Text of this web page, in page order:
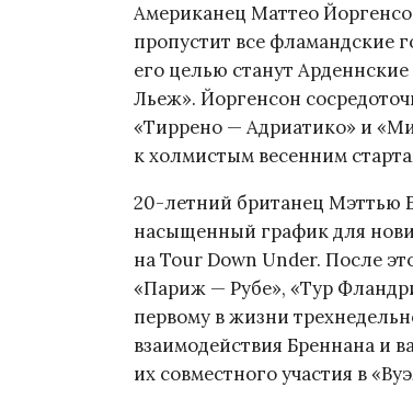
Американец Маттео
пропустит все фламандские
его целью станут
Льеж». Йоргенсон
«Тиррено — Адриатико» и
к холмистым весенним
20-летний британец Мэттью
насыщенный график для
на Tour Down Under. После
«Париж — Рубе», «Тур
первому в жизни
взаимодействия Бреннана и
их совместного участия в